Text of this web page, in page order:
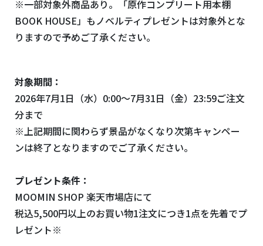
※一部対象外商品あり。「原作コンプリート用本棚
BOOK HOUSE」もノベルティプレゼントは対象外とな
りますので予めご了承ください。
対象期間：
2026年7月1日（水）0:00～7月31日（金）23:59ご注文
分まで
※上記期間に関わらず景品がなくなり次第キャンペー
ンは終了となりますのでご了承ください。
プレゼント条件：
MOOMIN SHOP 楽天市場店にて
税込5,500円以上のお買い物1注文につき1点を先着でプ
レゼント※